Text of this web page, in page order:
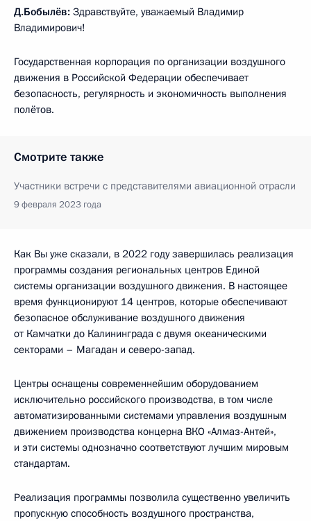
Д.Бобылёв: Здравствуйте, уважаемый Владимир
Владимирович!
Государственная корпорация по организации воздушного
движения в Российской Федерации обеспечивает
безопасность, регулярность и экономичность выполнения
полётов.
Смотрите также
Участники встречи с представителями авиационной отрасли
9 февраля 2023 года
Как Вы уже сказали, в 2022 году завершилась реализация
программы создания региональных центров Единой
системы организации воздушного движения. В настоящее
время функционируют 14 центров, которые обеспечивают
безопасное обслуживание воздушного движения
от Камчатки до Калининграда с двумя океаническими
секторами – Магадан и северо-запад.
Центры оснащены современнейшим оборудованием
исключительно российского производства, в том числе
автоматизированными системами управления воздушным
движением производства концерна ВКО «Алмаз-Антей»,
и эти системы однозначно соответствуют лучшим мировым
стандартам.
Реализация программы позволила существенно увеличить
пропускную способность воздушного пространства,